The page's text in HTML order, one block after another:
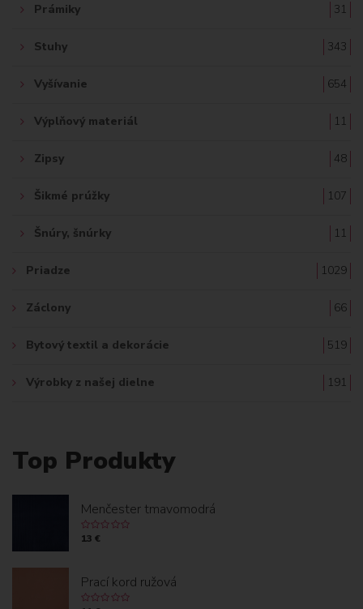
Prámiky 31
Stuhy 343
Vyšívanie 654
Výplňový materiál 11
Zipsy 48
Šikmé prúžky 107
Šnúry, šnúrky 11
Priadze 1029
Záclony 66
Bytový textil a dekorácie 519
Výrobky z našej dielne 191
Top Produkty
Menčester tmavomodrá
13 €
Prací kord ružová